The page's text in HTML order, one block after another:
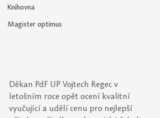
Knihovna
Magister optimus
Děkan PdF UP Vojtech Regec v
letošním roce opět ocení kvalitní
vyučující a udělí cenu pro nejlepší